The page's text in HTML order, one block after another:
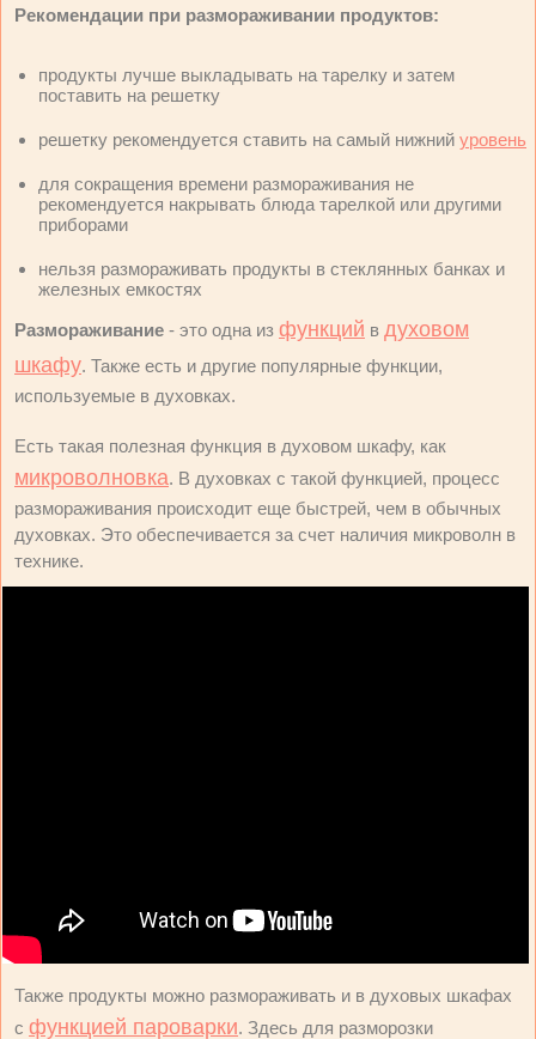
Рекомендации при размораживании продуктов:
продукты лучше выкладывать на тарелку и затем
поставить на решетку
решетку рекомендуется ставить на самый нижний уровень
для сокращения времени размораживания не
рекомендуется накрывать блюда тарелкой или другими
приборами
нельзя размораживать продукты в стеклянных банках и
железных емкостях
Размораживание - это одна из функций в духовом
шкафу. Также есть и другие популярные функции,
используемые в духовках.
Есть такая полезная функция в духовом шкафу, как
микроволновка. В духовках с такой функцией, процесс
размораживания происходит еще быстрей, чем в обычных
духовках. Это обеспечивается за счет наличия микроволн в
технике.
Также продукты можно размораживать и в духовых шкафах
с функцией пароварки. Здесь для разморозки